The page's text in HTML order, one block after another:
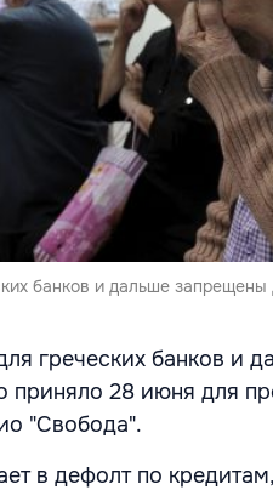
банков и дальше
греческих банков и
приняло 28 июня для
"Свобода".
в дефолт по